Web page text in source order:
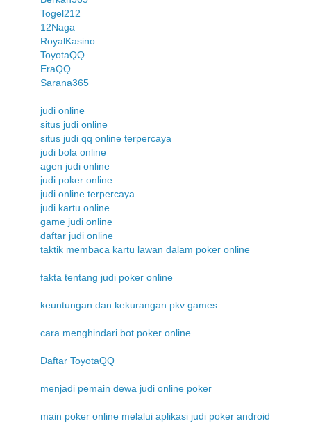
Togel212
12Naga
RoyalKasino
ToyotaQQ
EraQQ
Sarana365
judi online
situs judi online
situs judi qq online terpercaya
judi bola online
agen judi online
judi poker online
judi online terpercaya
judi kartu online
game judi online
daftar judi online
taktik membaca kartu lawan dalam poker online
fakta tentang judi poker online
keuntungan dan kekurangan pkv games
cara menghindari bot poker online
Daftar ToyotaQQ
menjadi pemain dewa judi online poker
main poker online melalui aplikasi judi poker android